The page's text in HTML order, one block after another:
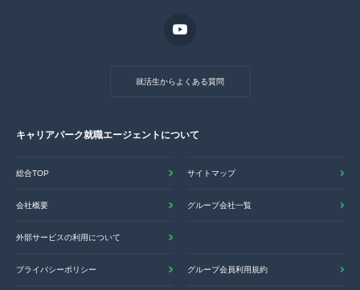
就活生からよくある質問
キャリアパーク就職エージェントについて
総合TOP サイトマップ
会社概要 グループ会社一覧
外部サービスの利用について
プライバシーポリシー グループ会員利用規約